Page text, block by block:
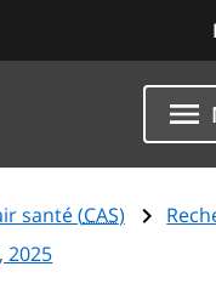
santé (CAS)
2025